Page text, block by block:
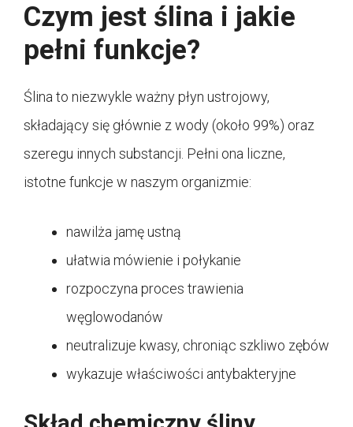
Czym jest ślina i jakie
pełni funkcje?
Ślina to niezwykle ważny płyn ustrojowy,
składający się głównie z wody (około 99%) oraz
szeregu innych substancji. Pełni ona liczne,
istotne funkcje w naszym organizmie:
nawilża jamę ustną
ułatwia mówienie i połykanie
rozpoczyna proces trawienia
węglowodanów
neutralizuje kwasy, chroniąc szkliwo zębów
wykazuje właściwości antybakteryjne